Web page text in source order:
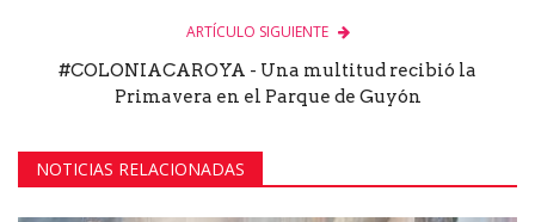
ARTÍCULO SIGUIENTE
#COLONIACAROYA - Una multitud recibió la
Primavera en el Parque de Guyón
NOTICIAS RELACIONADAS